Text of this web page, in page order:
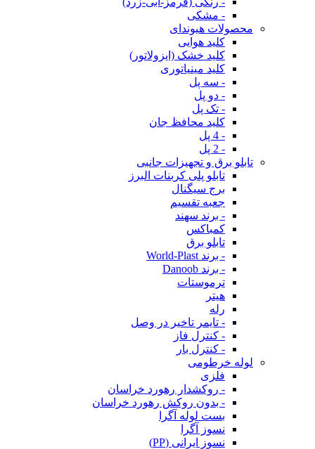
- مشکی
محصولات هیوندای
کلید هوایی
کلید خشک (ایزولاتور)
کلید مینیاتوری
- سه پل
- دو پل
- تک پل
کلید محافظ جان
- 4 پل
- 2 پل
تابلو برق و تجهیزات جانبی
تابلو پلی کربنات البرز
برج سیگنال
جعبه تقسیم
- برند سهند
کمباکس
تابلو برق
- برند World-Plast
- برند Danoob
ترموستات
هیتر
رله
- تایمر تاخیر در وصل
- کنترل فاز
- کنترل بار
لوله خرطومی
فلزی
- روکشدار رهورد خراسان
- بدون روکش رهورد خراسان
بست لوله آگرا
نسوز آگرا
نسوز ایرانی (PP)